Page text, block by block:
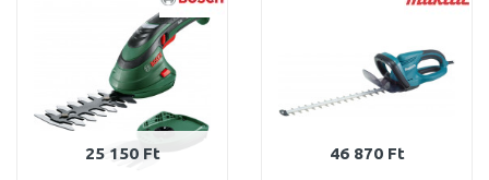
25 150 Ft 46 870 Ft